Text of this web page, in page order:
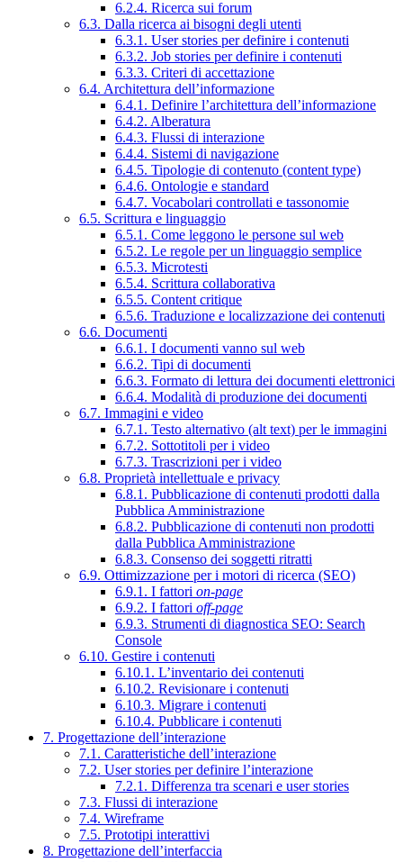
6.2.4. Ricerca sui forum
6.3. Dalla ricerca ai bisogni degli utenti
6.3.1. User stories per definire i contenuti
6.3.2. Job stories per definire i contenuti
6.3.3. Criteri di accettazione
6.4. Architettura dell’informazione
6.4.1. Definire l’architettura dell’informazione
6.4.2. Alberatura
6.4.3. Flussi di interazione
6.4.4. Sistemi di navigazione
6.4.5. Tipologie di contenuto (content type)
6.4.6. Ontologie e standard
6.4.7. Vocabolari controllati e tassonomie
6.5. Scrittura e linguaggio
6.5.1. Come leggono le persone sul web
6.5.2. Le regole per un linguaggio semplice
6.5.3. Microtesti
6.5.4. Scrittura collaborativa
6.5.5. Content critique
6.5.6. Traduzione e localizzazione dei contenuti
6.6. Documenti
6.6.1. I documenti vanno sul web
6.6.2. Tipi di documenti
6.6.3. Formato di lettura dei documenti elettronici
6.6.4. Modalità di produzione dei documenti
6.7. Immagini e video
6.7.1. Testo alternativo (alt text) per le immagini
6.7.2. Sottotitoli per i video
6.7.3. Trascrizioni per i video
6.8. Proprietà intellettuale e privacy
6.8.1. Pubblicazione di contenuti prodotti dalla
Pubblica Amministrazione
6.8.2. Pubblicazione di contenuti non prodotti
dalla Pubblica Amministrazione
6.8.3. Consenso dei soggetti ritratti
6.9. Ottimizzazione per i motori di ricerca (SEO)
6.9.1. I fattori on-page
6.9.2. I fattori off-page
6.9.3. Strumenti di diagnostica SEO: Search
Console
6.10. Gestire i contenuti
6.10.1. L’inventario dei contenuti
6.10.2. Revisionare i contenuti
6.10.3. Migrare i contenuti
6.10.4. Pubblicare i contenuti
7. Progettazione dell’interazione
7.1. Caratteristiche dell’interazione
7.2. User stories per definire l’interazione
7.2.1. Differenza tra scenari e user stories
7.3. Flussi di interazione
7.4. Wireframe
7.5. Prototipi interattivi
8. Progettazione dell’interfaccia